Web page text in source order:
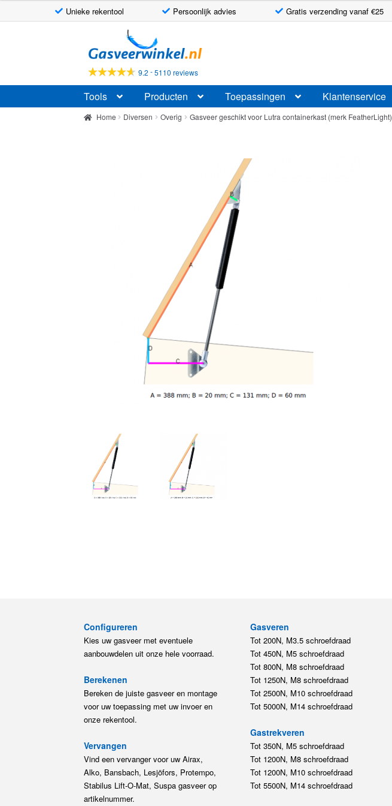
Unieke rekentool Persoonlijk advies Gratis verzending vanaf €25
door
naar
navigatie
naar
de
inhoud
9.2 -5110 reviews
Tools Producten Toepassingen Klantenservice
Home Diversen Overig Gasveer geschikt voor Lutra containerkast (merk FeatherLight)
Configureren
Kies uw gasveer met eventuele
aanbouwdelen uit onze hele voorraad.
Berekenen
Bereken de juiste gasveer en montage
voor uw toepassing met uw invoer en
onze rekentool.
Vervangen
Vind een vervanger voor uw Airax,
Alko, Bansbach, Lesjöfors, Protempo,
Stabilus Lift-O-Mat, Suspa gasveer op
artikelnummer.
Gasveren
Tot 200N, M3.5 schroefdraad
Tot 450N, M5 schroefdraad
Tot 800N, M8 schroefdraad
Tot 1250N, M8 schroefdraad
Tot 2500N, M10 schroefdraad
Tot 5000N, M14 schroefdraad
Gastrekveren
Tot 350N, M5 schroefdraad
Tot 1200N, M8 schroefdraad
Tot 1200N, M10 schroefdraad
Tot 5500N, M14 schroefdraad